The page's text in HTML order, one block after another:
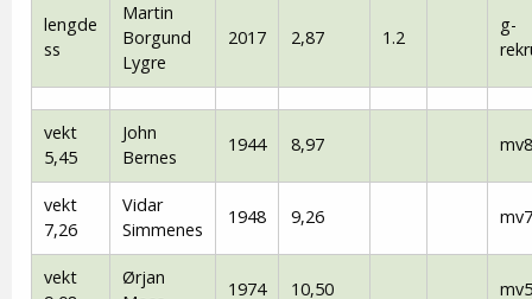
lengde
ss
Martin
Borgund
Lygre
2017 2,87 1.2
g-
vekt
5,45
John
Bernes
1944 8,97
vekt
7,26
Vidar
Simmenes
1948 9,26
vekt
Ørjan
1974 10,50